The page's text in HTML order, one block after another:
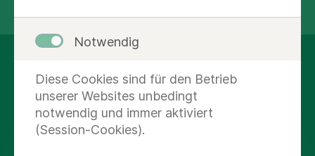
AUF DEM LAUFENDEN
BLEIBEN
Facebook
Notwendig
Diese Cookies sind für den Betrieb
unserer Websites unbedingt
notwendig und immer aktiviert
(Session-Cookies).